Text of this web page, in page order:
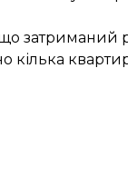
що
кілька